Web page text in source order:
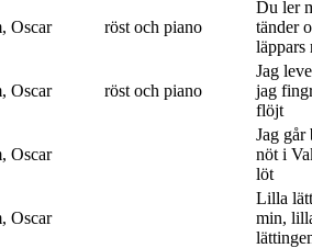
Oscar röst och piano
Du ler
tänder
läppars
Oscar röst och piano
Jag
jag
flöjt
Oscar
Jag går
nöt i
löt
Oscar
Lilla
min,